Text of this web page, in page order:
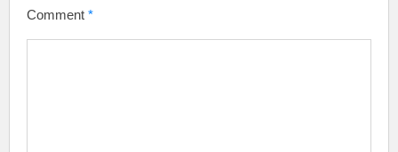
Comment *